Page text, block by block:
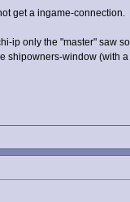
get a ingame-connection.
ip only the "master" saw
shipowners-window (with